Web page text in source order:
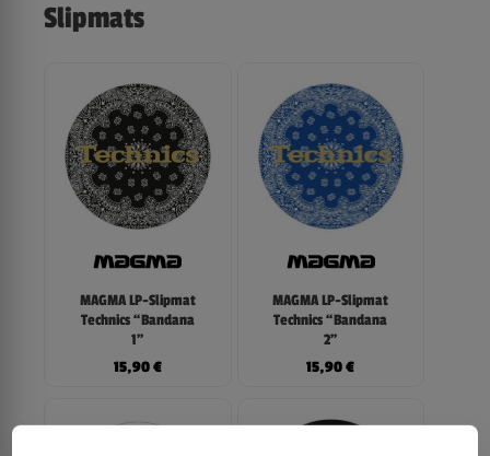
Slipmats
MAGMA LP-Slipmat
Technics “Bandana
1”
15,90€
MAGMA LP-Slipmat
Technics “Bandana
2”
15,90€